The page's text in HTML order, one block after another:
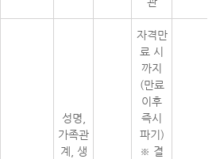
성명,
가족관
계, 생
자격만
료 시
까지
(만료
이후
즉시
파기)
※ 결